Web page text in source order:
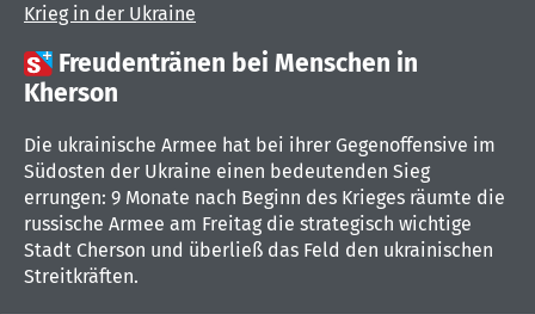
Krieg in der Ukraine
 Freudentränen bei Menschen in
Kherson
Die ukrainische Armee hat bei ihrer Gegenoffensive im
Südosten der Ukraine einen bedeutenden Sieg
errungen: 9 Monate nach Beginn des Krieges räumte die
russische Armee am Freitag die strategisch wichtige
Stadt Cherson und überließ das Feld den ukrainischen
Streitkräften.